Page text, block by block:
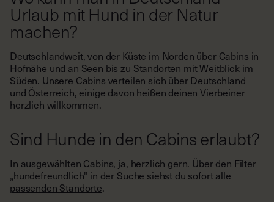
Urlaub mit Hund in der Natur
machen?
Deutschlandweit, von der Küste im Norden über Cabins in
Hofnähe und an Seen bis zu Standorten mit Weitblick im
Süden. Unsere Cabins verteilen sich über Deutschland
und Österreich, einige davon heißen deinen Vierbeiner
herzlich willkommen.
Sind Hunde in den Cabins erlaubt?
In ausgewählten Cabins, ja, herzlich gern. Über den Filter
„hundefreundlich" in der Suche siehst du sofort alle
passenden Standorte.